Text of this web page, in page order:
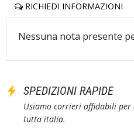
RICHIEDI INFORMAZIONI
Nessuna nota presente
SPEDIZIONI RAPIDE
Usiamo corrieri affidabili per
tutta italia.